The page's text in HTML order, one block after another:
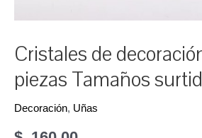
Cristales de
piezas Tamaños
Decoración, Uñas